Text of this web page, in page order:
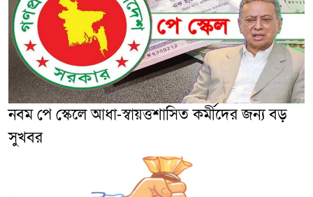
নবম পে স্কেলে আধা-স্বায়ত্তশাসিত কর্মীদের জন্য বড়
সুখবর